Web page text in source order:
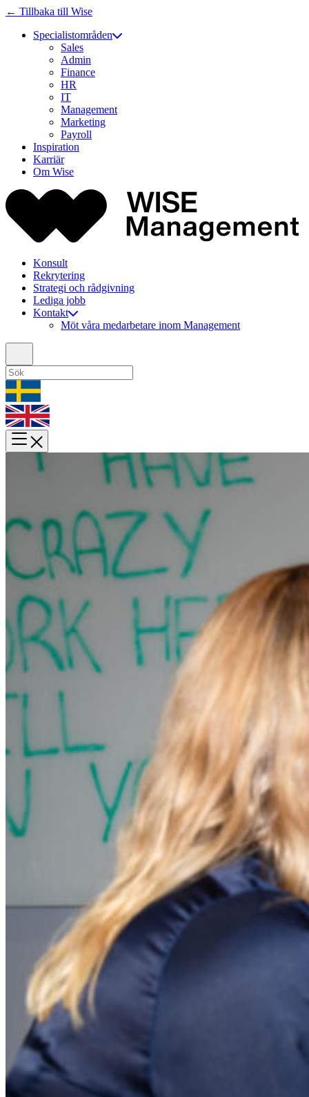
← Tillbaka till Wise
Specialistområden
Sales
Admin
Finance
HR
IT
Management
Marketing
Payroll
Inspiration
Karriär
Om Wise
Konsult
Rekrytering
Strategi och rådgivning
Lediga jobb
Kontakt
Möt våra medarbetare inom Management